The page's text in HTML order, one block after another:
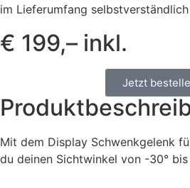
im Lieferumfang
€ 199,– inkl.
Jetzt
Mit dem Display Schwenkgelenk
du deinen Sichtwinkel von -30°